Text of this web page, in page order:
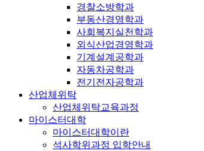
경찰소방학과
부동산경영학과
사회복지실천학과
외식산업경영학과
기계설계공학과
자동차공학과
전기전자공학과
산업체위탁
산업체위탁교육과정
마이스터대학
마이스터대학이란
석사학위과정 입학안내